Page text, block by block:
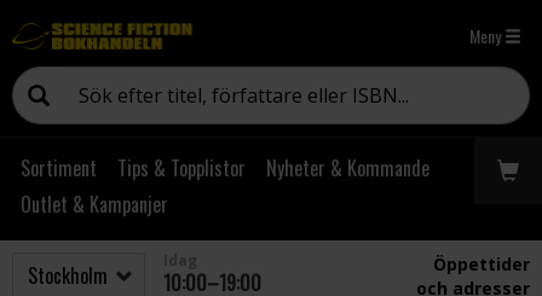
Meny
Sortiment Tips & Topplistor
Nyheter & Kommande
Outlet & Kampanjer
10:00–19:00
Öppettider
och adresser